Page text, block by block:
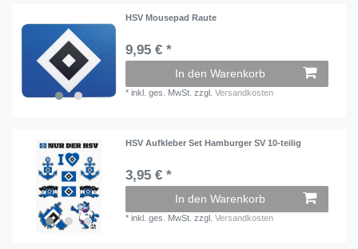
HSV Mousepad Raute
9,95 € *
In den Warenkorb
*inkl. ges. MwSt. zzgl.Versandkosten
HSV Aufkleber Set Hamburger SV 10-teilig
3,95 € *
In den Warenkorb
*inkl. ges. MwSt. zzgl.Versandkosten